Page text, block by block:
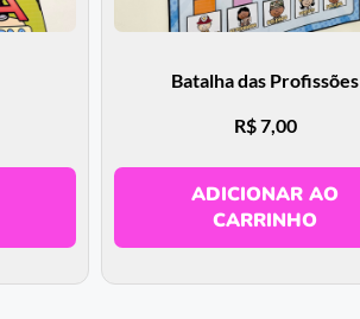
Batalha das Profissões
R$7,00
ADICIONAR AO
CARRINHO